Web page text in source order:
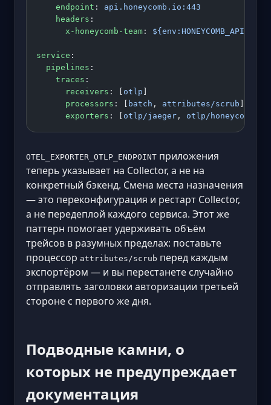
    endpoint
: api.honeycomb.io:443
    headers
:
      x-honeycomb-team
: ${env:HONEYCOMB_API_KEY}
service :
  pipelines
:
    traces
:
      receivers
: [ otlp ]
      processors
: [ batch , attributes/scrub ]
      exporters
: [ otlp/jaeger , otlp/honeycomb
OTEL_EXPORTER_OTLP_ENDPOINT приложения
теперь указывает на Collector, а не на
конкретный бэкенд. Смена места назначения
— это переконфигурация и рестарт Collector,
а не передеплой каждого сервиса. Этот же
паттерн помогает удерживать объём
трейсов в разумных пределах: поставьте
процессор attributes/scrub перед каждым
экспортёром — и вы перестанете случайно
отправлять заголовки авторизации третьей
стороне с первого же дня.
Подводные камни, о
которых не предупреждает
документация